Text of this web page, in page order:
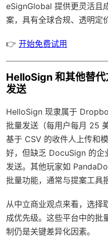
eSignGlobal 提供更灵活且
案，具有全球合规、透明定
👉 开始免费试用
HelloSign 和其他替
发送
HelloSign 现隶属于
批量发送（每用户每月 25
基于 CSV 的收件人上传和
好，但缺乏 DocuSign 的企
发送。其他玩家如
批量功能，通常与提案工具
从中立商业观点来看，选择
成优先级。这些平台中的批
制仍是关键差异化因素。